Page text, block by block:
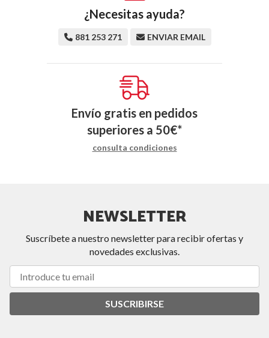
¿Necesitas ayuda?
881 253 271 ENVIAR EMAIL
Envío gratis en pedidos
superiores a 50€*
consulta condiciones
NEWSLETTER
Suscríbete a nuestro newsletter para recibir ofertas y
novedades exclusivas.
SUSCRIBIRSE